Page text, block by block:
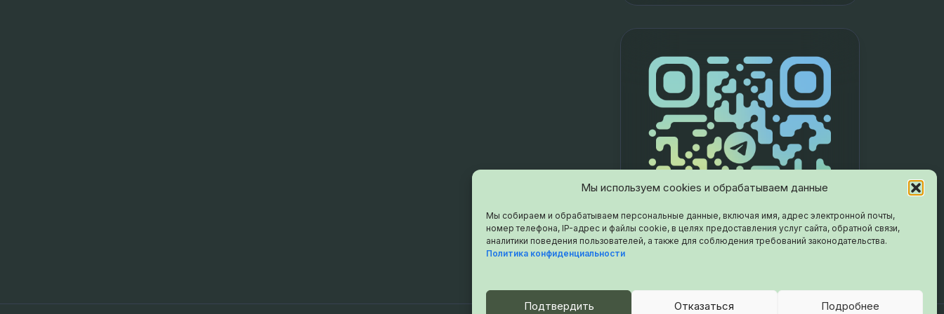
Мы используем cookies и обрабатываем данные
Мы собираем и обрабатываем персональные данные, включая имя, адрес электронной почты,
номер телефона, IP-адрес и файлы cookie, в целях предоставления услуг сайта, обратной связи,
аналитики поведения пользователей, а также для соблюдения требований законодательства.
Политика конфиденциальности
Подтвердить Отказаться Подробнее